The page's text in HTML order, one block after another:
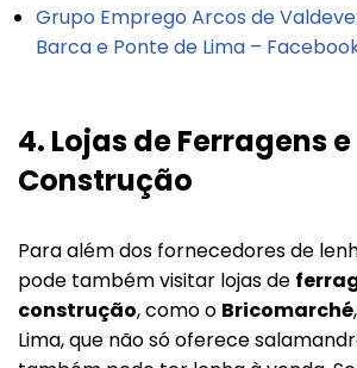
Grupo Emprego Arcos de
Barca e Ponte de Lima –
4. Lojas de Ferragens e
Construção
Para além dos fornecedores de
pode também visitar lojas de
construção, como o Bricomarché
Lima, que não só oferece